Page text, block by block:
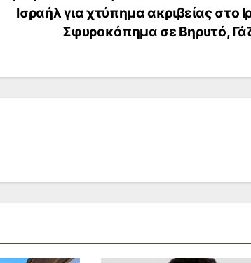
Ισραήλ για χτύπημα ακριβείας στο
Σφυροκόπημα σε Βηρυτό,